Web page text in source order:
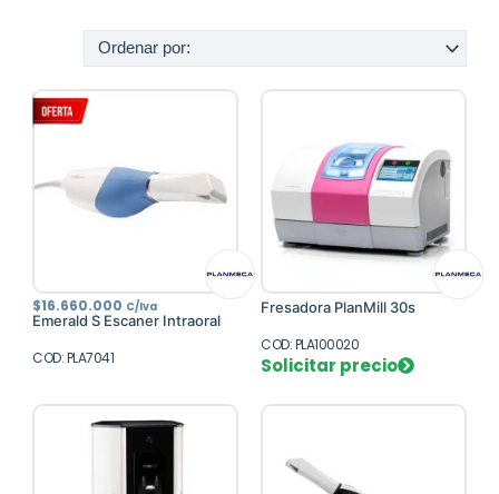
$16.660.000 C/Iva
Emerald S Escaner Intraoral
COD: PLA7041
Fresadora PlanMill 30s
COD: PLA100020
Solicitar precio